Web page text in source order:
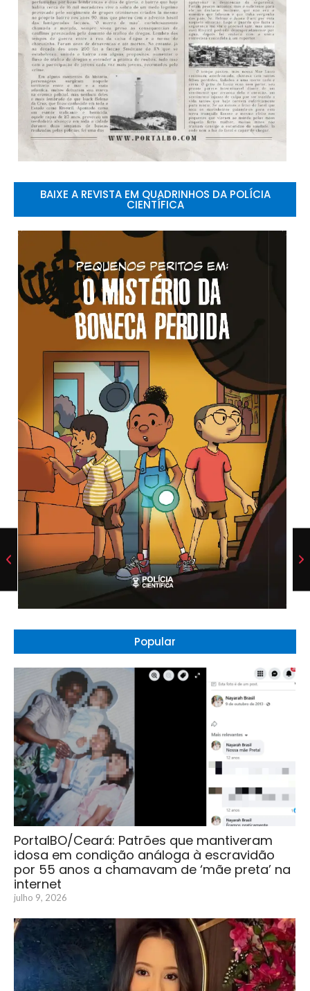
BAIXE A REVISTA EM QUADRINHOS DA POLÍCIA
CIENTÍFICA
Popular
PortalBO/Ceará: Patrões que mantiveram
idosa em condição análoga à escravidão
por 55 anos a chamavam de ‘mãe preta’ na
internet
julho 9, 2026